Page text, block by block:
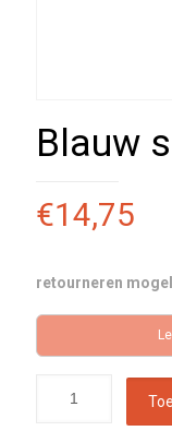
Blauw
€14,75
retourneren